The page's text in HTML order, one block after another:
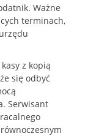
Ważne
terminach,
z kopią
się odbyć
Serwisant